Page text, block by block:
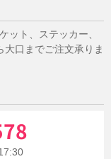
ット、ステッカー、
口までご注文承りま